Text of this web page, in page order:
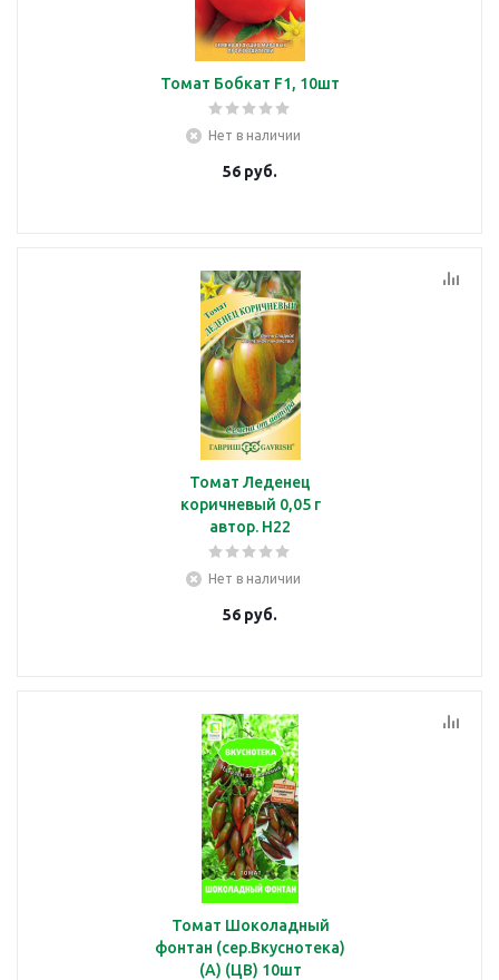
Томат Бобкат F1, 10шт
Нет в наличии
56 руб.
Томат Леденец
коричневый 0,05 г
автор. Н22
Нет в наличии
56 руб.
Томат Шоколадный
фонтан (сер.Вкуснотека)
(А) (ЦВ) 10шт